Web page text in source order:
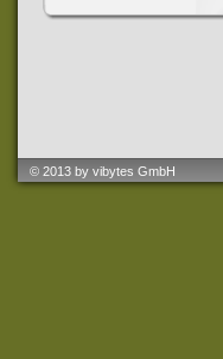
© 2013 by vibytes GmbH